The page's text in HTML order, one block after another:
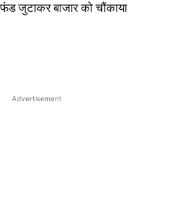
फंड जुटाकर बाजार को चौंकाया
Advertisement